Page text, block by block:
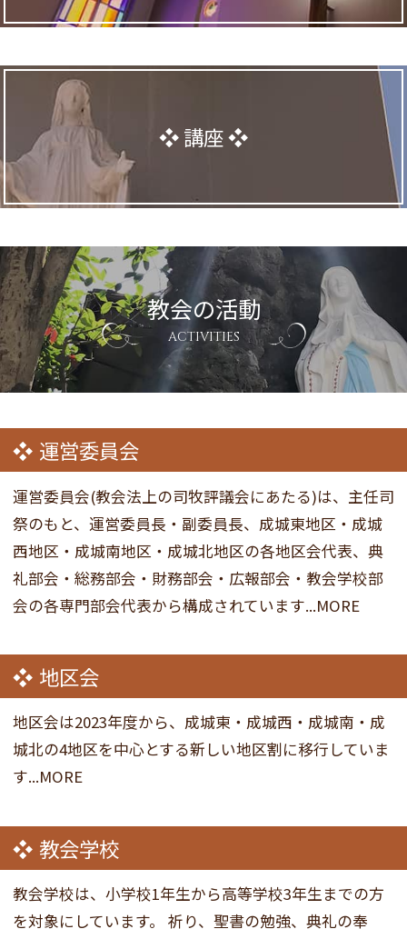
講座
教会の活動
ACTIVITIES
運営委員会
運営委員会(教会法上の司牧評議会にあたる)は、主任司
祭のもと、運営委員長・副委員長、成城東地区・成城
西地区・成城南地区・成城北地区の各地区会代表、典
礼部会・総務部会・財務部会・広報部会・教会学校部
会の各専門部会代表から構成されています...MORE
地区会
地区会は2023年度から、成城東・成城西・成城南・成
城北の4地区を中心とする新しい地区割に移行していま
す...MORE
教会学校
教会学校は、小学校1年生から高等学校3年生までの方
を対象にしています。 祈り、聖書の勉強、典礼の奉